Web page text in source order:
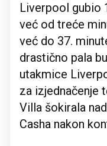
Liverpool gubio
već od treće
već do 37.
drastično pala
utakmice
za izjednačenje
Villa šokirala
Casha nakon